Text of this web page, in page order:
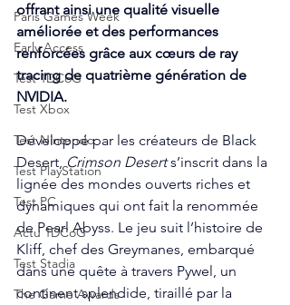
Paris Games Week
Early Access
Test 1DCoG
Test Xbox
Test Nintendo
Test PlayStation
Test PC
Actu 1DCoG
Test Stadia
The Game Awards
offrant ainsi une qualité visuelle
améliorée et des performances
renforcées grâce aux cœurs de ray
tracing de quatrième génération de
NVIDIA.
Développé par les créateurs de Black
Desert, Crimson Desert s’inscrit dans la
lignée des mondes ouverts riches et
dynamiques qui ont fait la renommée
de Pearl Abyss. Le jeu suit l’histoire de
Kliff, chef des Greymanes, embarqué
dans une quête à travers Pywel, un
continent splendide, tiraillé par la